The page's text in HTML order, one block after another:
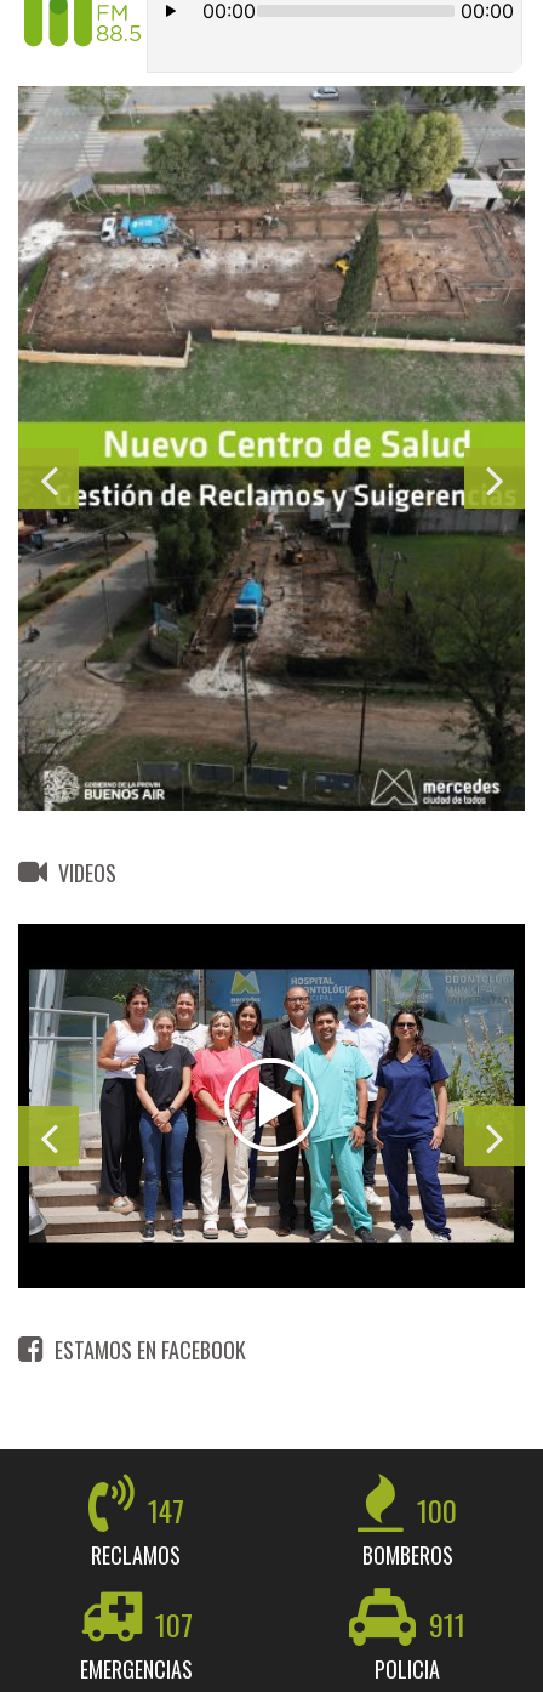
VIDEOS
ESTAMOS EN FACEBOOK
147
RECLAMOS
100
BOMBEROS
107
EMERGENCIAS
911
POLICIA